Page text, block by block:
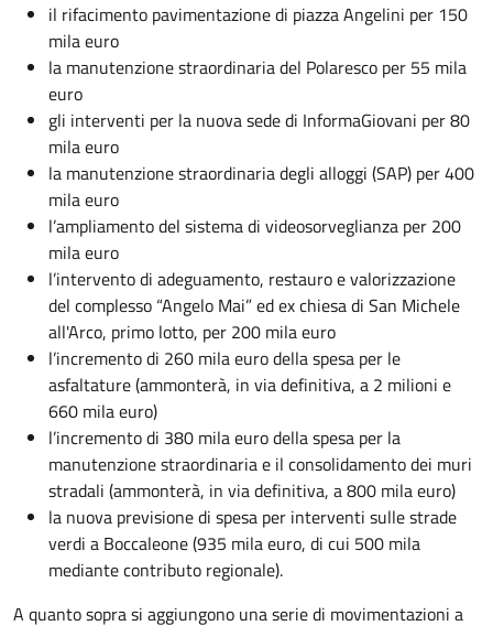
il rifacimento pavimentazione di piazza Angelini per 150
mila euro
la manutenzione straordinaria del Polaresco per 55 mila
euro
gli interventi per la nuova sede di InformaGiovani per 80
mila euro
la manutenzione straordinaria degli alloggi (SAP) per 400
mila euro
l’ampliamento del sistema di videosorveglianza per 200
mila euro
l’intervento di adeguamento, restauro e valorizzazione
del complesso “Angelo Mai” ed ex chiesa di San Michele
all'Arco, primo lotto, per 200 mila euro
l’incremento di 260 mila euro della spesa per le
asfaltature (ammonterà, in via definitiva, a 2 milioni e
660 mila euro)
l’incremento di 380 mila euro della spesa per la
manutenzione straordinaria e il consolidamento dei muri
stradali (ammonterà, in via definitiva, a 800 mila euro)
la nuova previsione di spesa per interventi sulle strade
verdi a Boccaleone (935 mila euro, di cui 500 mila
mediante contributo regionale).
A quanto sopra si aggiungono una serie di movimentazioni a